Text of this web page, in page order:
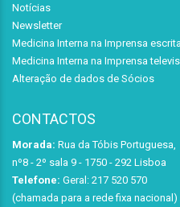
Notícias
Newsletter
Medicina Interna na Imprensa escrita
Medicina Interna na Imprensa
Alteração de dados de Sócios
CONTACTOS
Morada: Rua da Tóbis Portuguesa,
nº8 - 2º sala 9 - 1750 - 292 Lisboa
Telefone: Geral: 217 520 570
(chamada para a rede fixa nacional)